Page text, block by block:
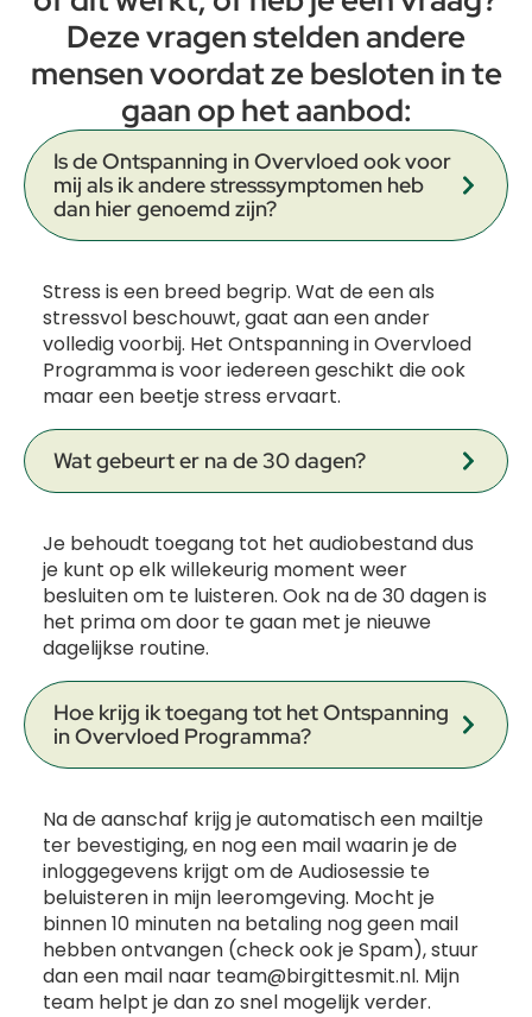
Deze vragen stelden andere
mensen voordat ze besloten in te
gaan op het aanbod:
Is de Ontspanning in Overvloed ook voor
mij als ik andere stresssymptomen heb
dan hier genoemd zijn?
Stress is een breed begrip. Wat de een als
stressvol beschouwt, gaat aan een ander
volledig voorbij. Het Ontspanning in Overvloed
Programma is voor iedereen geschikt die ook
maar een beetje stress ervaart.
Wat gebeurt er na de 30 dagen?
Je behoudt toegang tot het audiobestand dus
je kunt op elk willekeurig moment weer
besluiten om te luisteren. Ook na de 30 dagen is
het prima om door te gaan met je nieuwe
dagelijkse routine.
Hoe krijg ik toegang tot het Ontspanning
in Overvloed Programma?
Na de aanschaf krijg je automatisch een mailtje
ter bevestiging, en nog een mail waarin je de
inloggegevens krijgt om de Audiosessie te
beluisteren in mijn leeromgeving. Mocht je
binnen 10 minuten na betaling nog geen mail
hebben ontvangen (check ook je Spam), stuur
dan een mail naar team@birgittesmit.nl. Mijn
team helpt je dan zo snel mogelijk verder.